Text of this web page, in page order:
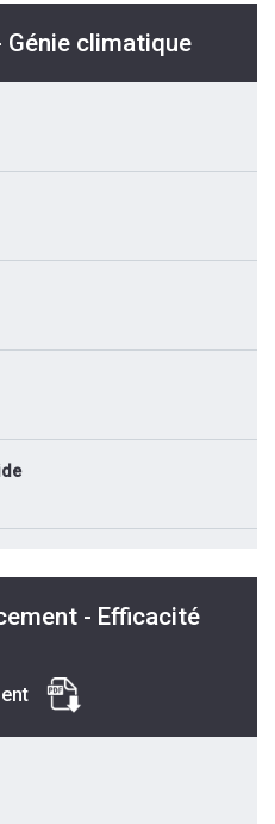
climatique
- Efficacité